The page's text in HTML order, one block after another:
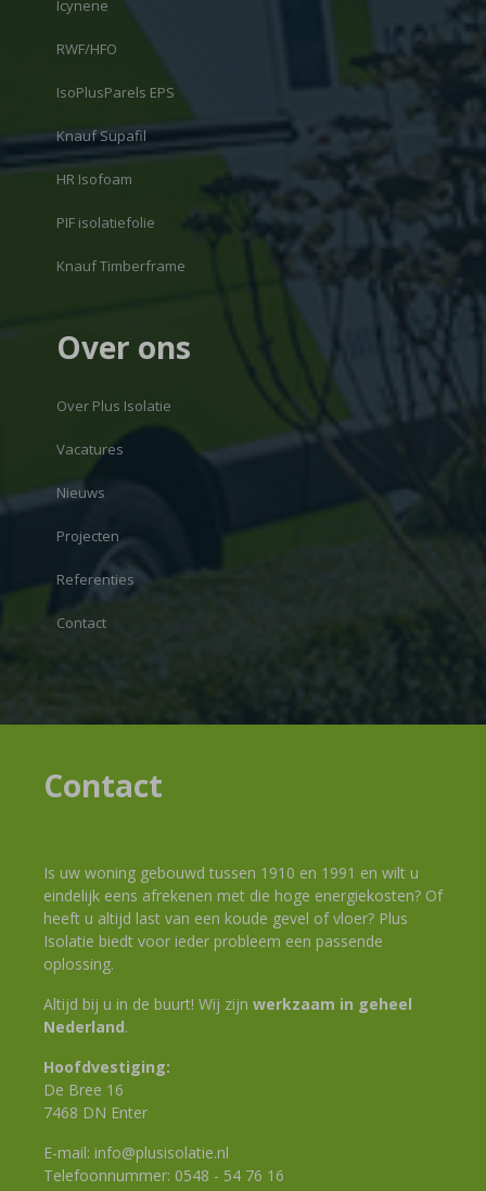
Icynene
RWF/HFO
IsoPlusParels EPS
Knauf Supafil
HR Isofoam
PIF isolatiefolie
Knauf Timberframe
Over ons
Over Plus Isolatie
Vacatures
Nieuws
Projecten
Referenties
Contact
Contact
Is uw woning gebouwd tussen 1910 en 1991 en wilt u
eindelijk eens afrekenen met die hoge energiekosten? Of
heeft u altijd last van een koude gevel of vloer? Plus
Isolatie biedt voor ieder probleem een passende
oplossing.
Altijd bij u in de buurt! Wij zijn werkzaam in geheel
Nederland.
Hoofdvestiging:
De Bree 16
7468 DN Enter
E-mail: info@plusisolatie.nl
Telefoonnummer: 0548 - 54 76 16